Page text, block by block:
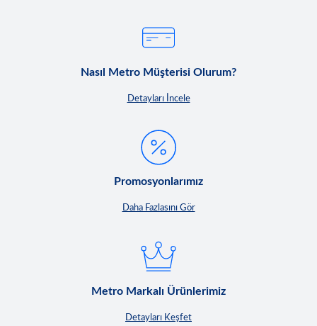
Nasıl Metro Müşterisi Olurum?
Detayları İncele
Promosyonlarımız
Daha Fazlasını Gör
Metro Markalı Ürünlerimiz
Detayları Keşfet